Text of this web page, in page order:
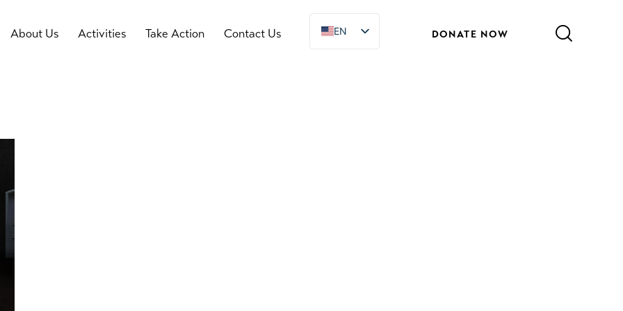
About Us Activities Take Action Contact Us EN
EN DONATE NOW